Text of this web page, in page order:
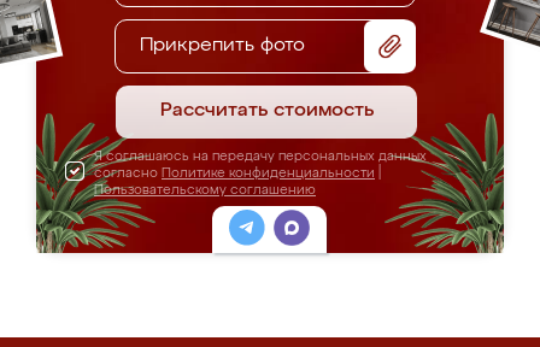
Прикрепить фото
Рассчитать стоимость
Я соглашаюсь на передачу персональных данных
согласно Политике конфиденциальности
Пользовательскому соглашению